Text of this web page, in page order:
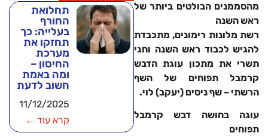
מהסממנים הבולטים ביותר של
ראש השנה
רשת מלונות רימונים, מתכבדת
להגיש לכבוד ראש השנה וחגי
תשרי את מתכון עוגת הדבש
קרמבל תפוחים של השף
הרשתי – שף ניסים (יעקב) לוי.
עוגה בחושה דבש קרמבל
תפוחים
תחלואת
החורף
בעלייה: כך
תחזקו את
מערכת
החיסון –
ומה באמת
חשוב לדעת
11/12/2025
קרא עוד ←